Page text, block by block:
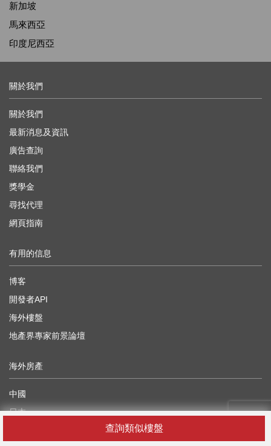
查詢類似樓盤
新加坡
馬來西亞
印度尼西亞
關於我們
關於我們
最新消息及資訊
廣告查詢
聯絡我們
獎學金
尋找代理
網頁指南
有用的信息
博客
開發者API
海外樓盤
地產界專家前景論壇
海外房產
中國
日本